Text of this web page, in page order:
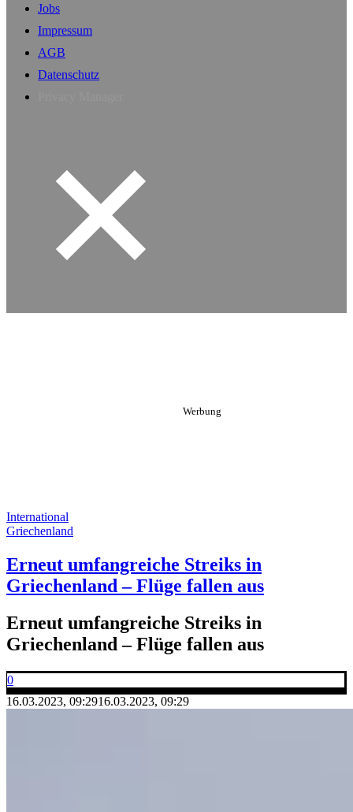
Jobs
Impressum
AGB
Datenschutz
International
Griechenland
Erneut umfangreiche Streiks in
Griechenland – Flüge fallen aus
Erneut umfangreiche Streiks in
Griechenland – Flüge fallen aus
0
16.03.2023, 09:2916.03.2023, 09:29